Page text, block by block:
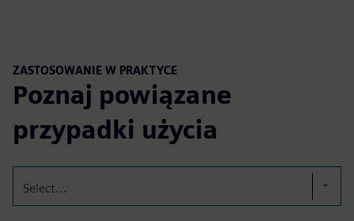
ZASTOSOWANIE W PRAKTYCE
Poznaj powiązane
przypadki użycia
Select...